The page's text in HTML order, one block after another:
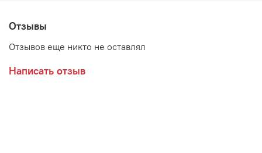
Отзывы
Отзывов еще никто не оставлял
Написать отзыв